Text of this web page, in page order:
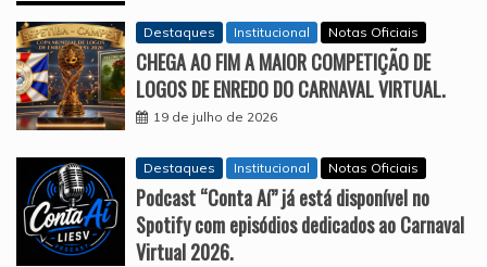
Destaques Institucional Notas Oficiais
CHEGA AO FIM A MAIOR COMPETIÇÃO DE
LOGOS DE ENREDO DO CARNAVAL VIRTUAL.
19 de julho de 2026
Destaques Institucional Notas Oficiais
Podcast “Conta Aí” já está disponível no
Spotify com episódios dedicados ao Carnaval
Virtual 2026.